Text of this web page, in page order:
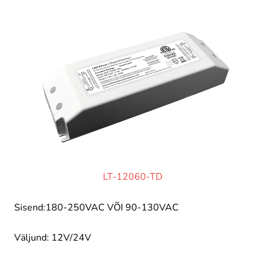
LT-12060-TD
Sisend:180-250VAC VÕI 90-130VAC
Väljund: 12V/24V